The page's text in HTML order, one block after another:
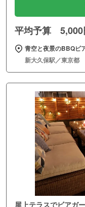
平均予算 5,000
青空と夜景のBBQビ
新大久保駅／東京都
屋上テラスでビアガ